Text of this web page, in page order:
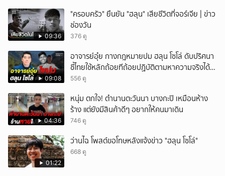
09:36
"ครอบครัว" ยืนยัน "ฮลุน" เสียชีวิตที่จอร์เจีย | ข่าว
ช่องวัน
376 ดู
09:08
อาจารย์อุ๋ย กางกฎหมายปม ฮลุน โซโล่ ดับปริศนา
ชี้ไทยใช้หลักถ้อยทีถ้อยปฏิบัติตามหาความจริงได้
แม้ไร้สนธิสัญญา
556 ดู
04:36
หนุ่ม ตกใจ! ตำนานตะวันนา บางกะปิ เหมือนห้าง
ร้าง แต่ยังมีสินค้าดีๆ อยากให้คนมาเดิน
746 ดู
01:22
ว่านไฉ โพสต์ขอโทษหลังแจ้งข่าว "ฮลุน โซโล่"
668 ดู